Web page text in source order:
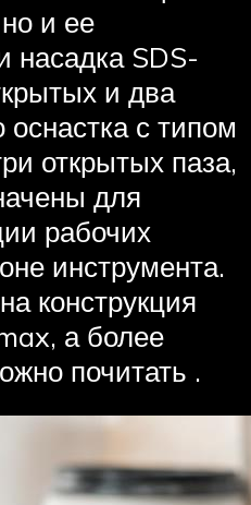
и ее
насадка SDS-
и два
с типом
открытых паза,
для
рабочих
инструмента.
конструкция
а более
почитать .